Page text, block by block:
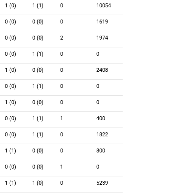
1 (0) 1 (1) 0 10054
0 (0) 0 (0) 0 1619
0 (0) 0 (0) 2 1974
0 (0) 1 (1) 0 0
1 (0) 0 (0) 0 2408
0 (0) 1 (1) 0 0
1 (0) 0 (0) 0 0
0 (0) 1 (1) 1 400
0 (0) 1 (1) 0 1822
1 (1) 0 (0) 0 800
0 (0) 0 (0) 1 0
1 (1) 1 (0) 0 5239